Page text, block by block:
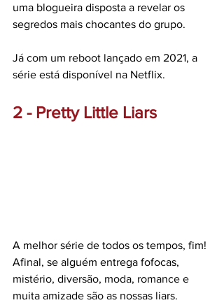
uma blogueira disposta a revelar os
segredos mais chocantes do grupo.
Já com um reboot lançado em 2021, a
série está disponível na Netflix.
2 - Pretty Little Liars
A melhor série de todos os tempos, fim!
Afinal, se alguém entrega fofocas,
mistério, diversão, moda, romance e
muita amizade são as nossas liars.